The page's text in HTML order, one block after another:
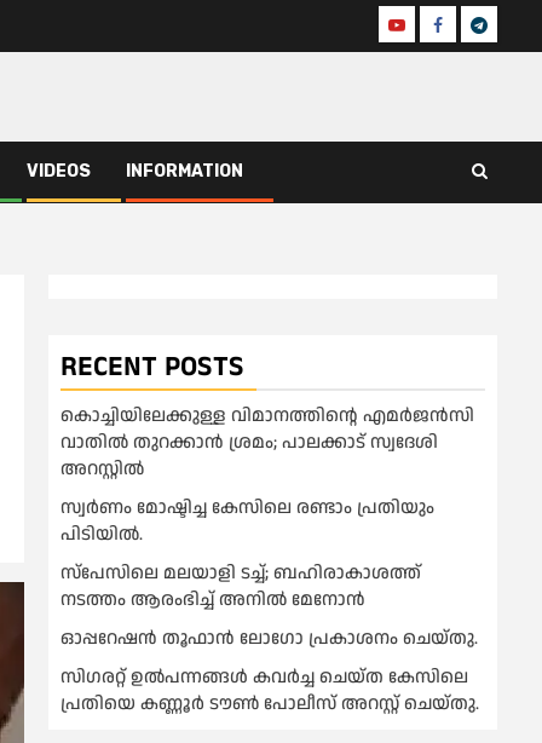
YoutubeFacebook
VIDEOS INFORMATION
RECENT POSTS
കൊച്ചിയിലേക്കുള്ള വിമാനത്തിൻ്റെ എമര്‍ജന്‍സി
വാതില്‍ തുറക്കാന്‍ ശ്രമം; പാലക്കാട് സ്വദേശി
അറസ്റ്റില്‍
സ്വർണം മോഷ്ടിച്ച കേസിലെ രണ്ടാം പ്രതിയും
പിടിയിൽ.
സ്‌പേസിലെ മലയാളി ടച്ച്; ബഹിരാകാശത്ത്
നടത്തം ആരംഭിച്ച് അനില്‍ മേനോന്‍
ഓപ്പറേഷൻ തൂഫാൻ ലോഗോ പ്രകാശനം ചെയ്തു.
സിഗരറ്റ് ഉൽപന്നങ്ങൾ കവർച്ച ചെയ്ത കേസിലെ
പ്രതിയെ കണ്ണൂർ ടൗൺ പോലീസ് അറസ്റ്റ് ചെയ്തു.